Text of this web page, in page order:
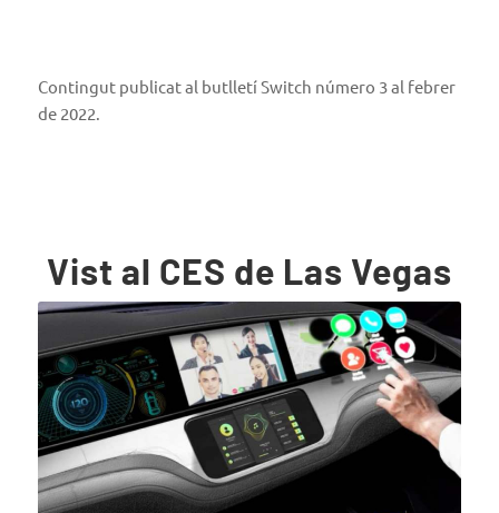
Contingut publicat al butlletí Switch número 3 al febrer
de 2022.
Vist al CES de Las Vegas